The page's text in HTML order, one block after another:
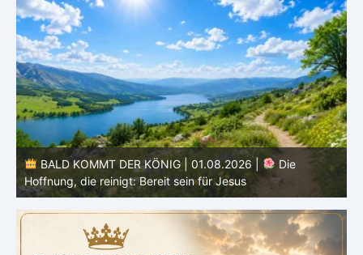
BALD KOMMT DER KÖNIG | 01.08.2026 | Einführung in
den Monat |
August – Heiligung und Charakterbildung